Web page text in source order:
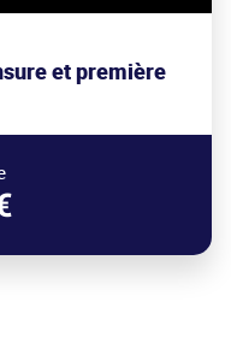
et première